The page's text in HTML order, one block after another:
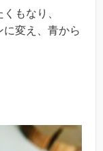
もなり、
変え、青から